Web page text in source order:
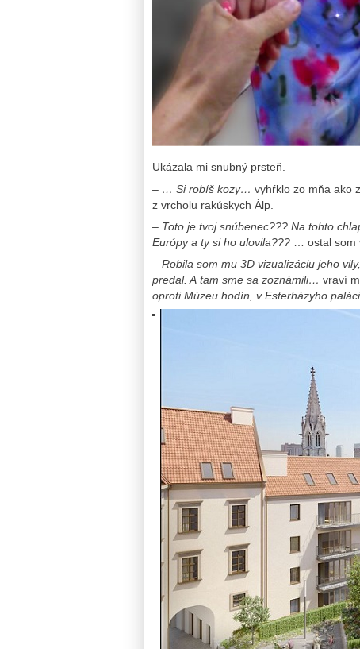
Ukázala mi snubný prsteň.
– … Si robíš kozy… vyhŕklo zo mňa ako
z vrcholu rakúskych Álp.
– Toto je tvoj snúbenec??? Na tohto
Európy a ty si ho ulovila???
… ostal som
– Robila som mu 3D vizualizáciu jeho
predal. A tam sme sa zoznámili… vraví
oproti Múzeu hodín, v Esterházyho